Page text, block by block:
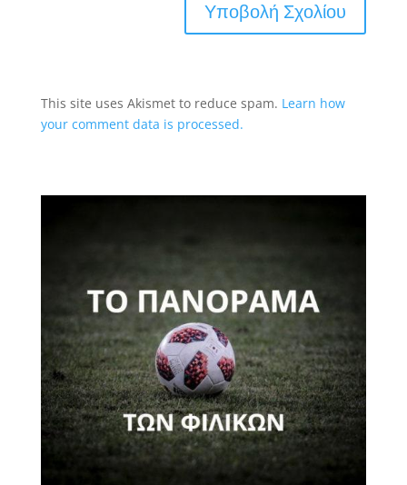
This site uses Akismet to reduce spam. Learn how
your comment data is processed.